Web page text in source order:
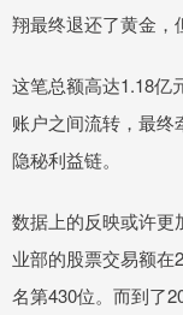
翔最终退还了黄金，
这笔总额高达1.18亿
账户之间流转，最终
隐秘利益链。
数据上的反映或许更
业部的股票交易额在
名第430位。而到了